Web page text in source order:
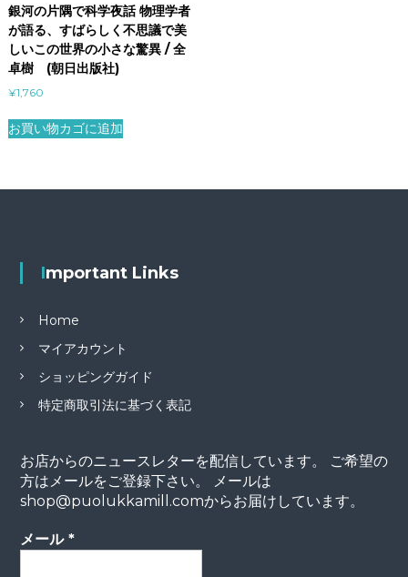
銀河の片隅で科学夜話 物理学者
が語る、すばらしく不思議で美
しいこの世界の小さな驚異 / 全
卓樹 (朝日出版社)
¥1,760
お買い物カゴに追加
Important Links
Home
マイアカウント
ショッピングガイド
特定商取引法に基づく表記
お店からのニュースレターを配信しています。 ご希望の
方はメールをご登録下さい。 メールは
shop@puolukkamill.comからお届けしています。
メール *